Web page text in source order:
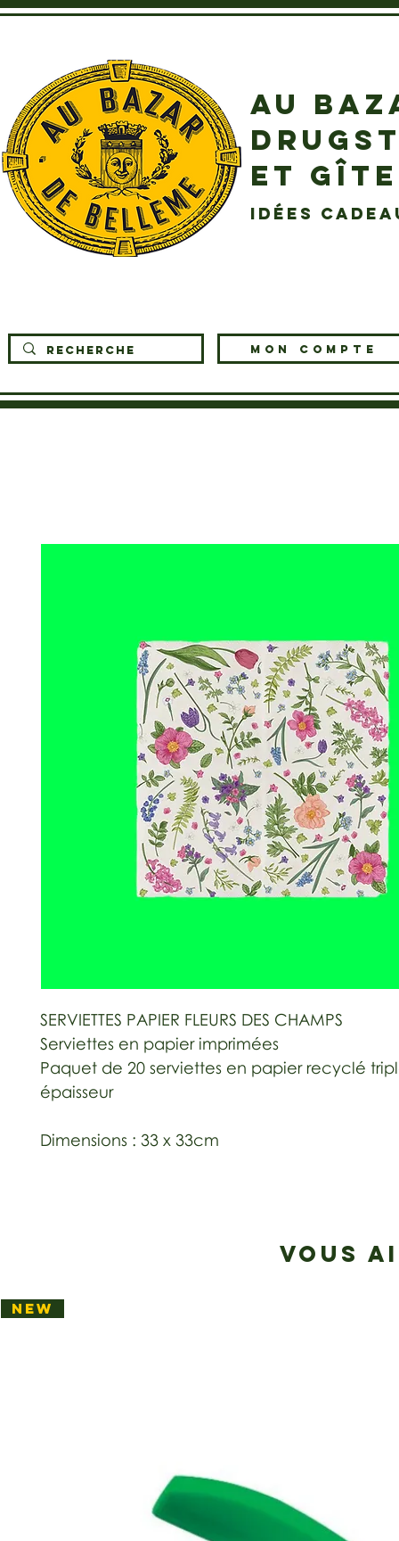
AU
ET
idées
MON COMPTE
SERVIETTES PAPIER FLEURS DES CHAMPS
Serviettes en papier imprimées
Paquet de 20 serviettes en papier recyclé
épaisseur
Dimensions : 33 x 33cm
VOUS
NEW